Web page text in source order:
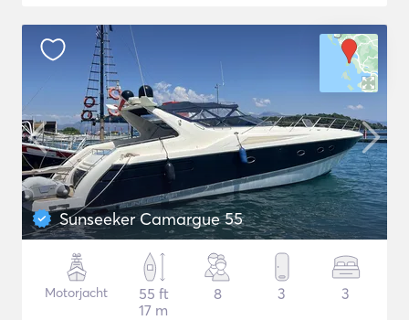
Sunseeker Camargue 55
Motorjacht
55 ft
17 m
8 3 3